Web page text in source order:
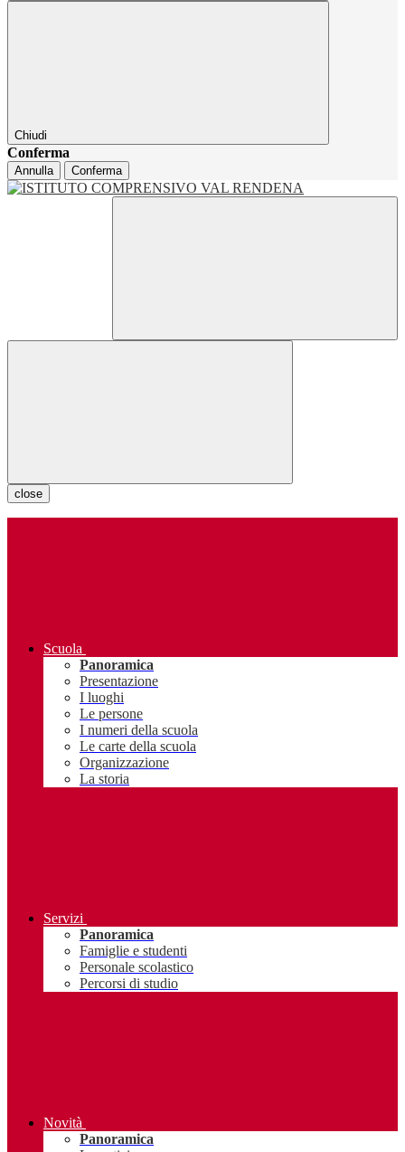
Chiudi
Conferma
Annulla Conferma
close
Scuola
Panoramica
Presentazione
I luoghi
Le persone
I numeri della scuola
Le carte della scuola
Organizzazione
La storia
Servizi
Panoramica
Famiglie e studenti
Personale scolastico
Percorsi di studio
Novità
Panoramica